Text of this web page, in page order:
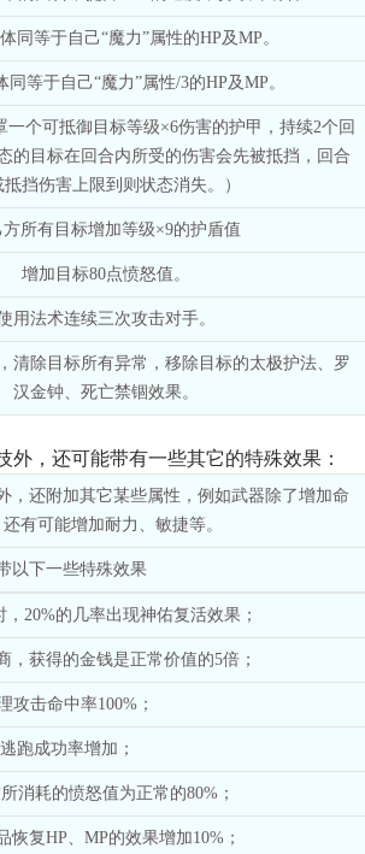
同等于自己“魔力”属性的HP及MP。
同等于自己“魔力”属性/3的HP及MP。
一个可抵御目标等级×6伤害的护甲，持续2个回
的目标在回合内所受的伤害会先被抵挡，回合
抵挡伤害上限到则状态消失。）
方所有目标增加等级×9的护盾值
增加目标80点愤怒值。
用法术连续三次攻击对手。
清除目标所有异常，移除目标的太极护法、罗
汉金钟、死亡禁锢效果。
，还可能带有一些其它的特殊效果：
，还附加其它某些属性，例如武器除了增加命
有可能增加耐力、敏捷等。
以下一些特殊效果
20%的几率出现神佑复活效果；
，获得的金钱是正常价值的5倍；
攻击命中率100%；
逃跑成功率增加；
消耗的愤怒值为正常的80%；
恢复HP、MP的效果增加10%；